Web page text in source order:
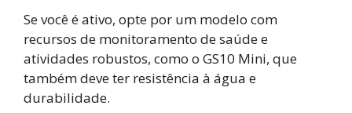
Se você é ativo, opte por um modelo com
recursos de monitoramento de saúde e
atividades robustos, como o GS10 Mini, que
também deve ter resistência à água e
durabilidade.